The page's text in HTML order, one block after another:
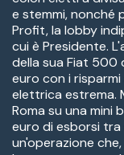
e stemmi, nonché
Profit, la lobby
cui è Presidente.
della sua Fiat 500
euro con i
elettrica estrema.
Roma su una mini
euro di esborsi tra
un'operazione